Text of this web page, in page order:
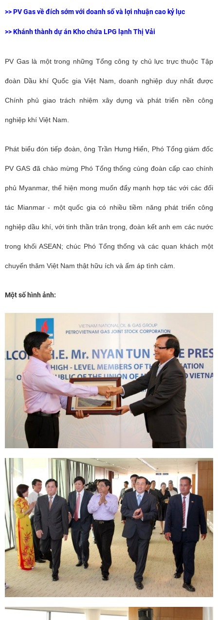
>> PV Gas về đích sớm với doanh số và lợi nhuận cao kỷ lục
>>Khánh thành dự án Kho chứa LPG lạnh Thị Vải
PV Gas là một trong những Tổng công ty chủ lực trực thuộc Tập
đoàn Dầu khí Quốc gia Việt Nam, doanh nghiệp duy nhất được
Chính phủ giao trách nhiệm xây dựng và phát triển nền công
nghiệp khí Việt Nam.
Phát biểu đón tiếp đoàn, ông Trần Hưng Hiển, Phó Tổng giám đốc
PV GAS đã chào mừng Phó Tổng thống cùng đoàn cấp cao chính
phủ Myanmar, thể hiện mong muốn đẩy mạnh hợp tác với các đối
tác Mianmar - một quốc gia có nhiều tiềm năng phát triển công
nghiệp dầu khí, với tinh thần trân trọng, đoàn kết anh em các nước
trong khối ASEAN; chúc Phó Tổng thống và các quan khách một
chuyến thăm Việt Nam thật hữu ích và ấm áp tình cảm.
Một số hình ảnh: